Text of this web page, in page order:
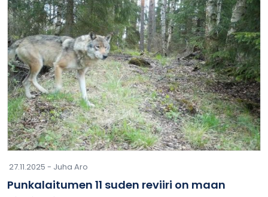
27.11.2025 - Juha Aro
Punkalaitumen 11 suden reviiri on maan